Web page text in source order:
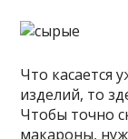
Что касается
изделий, то
Чтобы точно
макароны,